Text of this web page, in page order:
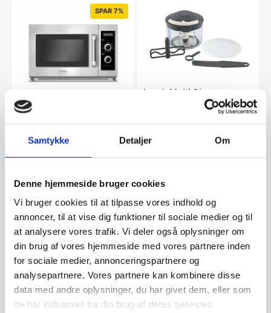
Samtykke Detaljer Om
Denne hjemmeside bruger cookies
Vi bruger cookies til at tilpasse vores indhold og
annoncer, til at vise dig funktioner til sociale medier og til
at analysere vores trafik. Vi deler også oplysninger om
din brug af vores hjemmeside med vores partnere inden
for sociale medier, annonceringspartnere og
analysepartnere. Vores partnere kan kombinere disse
data med andre oplysninger, du har givet dem, eller som
de har indsamlet fra din brug af deres tjenester.
SPAR 7%
2100 M
fra tyske Caso i høj kvalitet og
oprindelige
pris
14.999,00 DKK.
13.980,00DKK
Den
aktuelle
pris
er:
13.980,00 DKK.
Vi prismatcher
Lurch Multi Chopper
Lurchs Multi Chopper er et
effektivt redskab til at hakke en
lang række…
399,00 DKK
Vi prismatcher